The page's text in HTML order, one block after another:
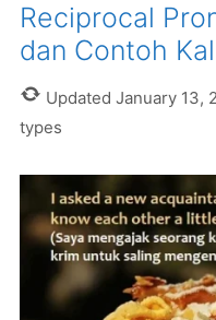
Reciprocal
dan Contoh
Updated January 13,
types